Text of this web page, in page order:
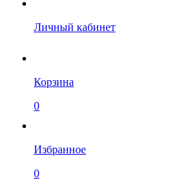
Личный кабинет
Корзина
0
Избранное
0